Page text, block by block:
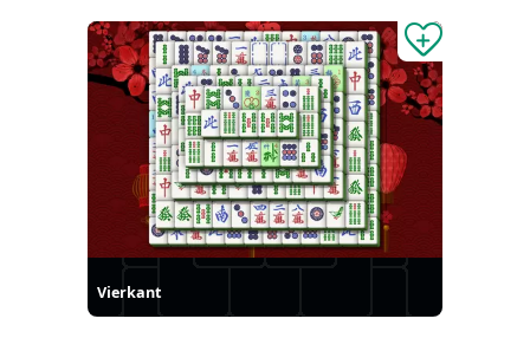
Vierkant